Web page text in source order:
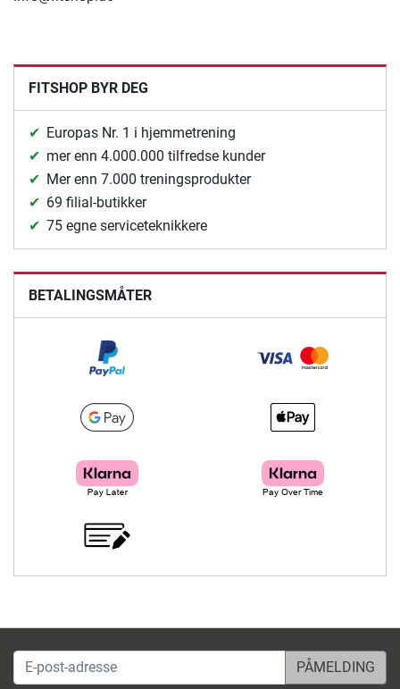
FITSHOP BYR DEG
Europas Nr. 1 i hjemmetrening
mer enn 4.000.000 tilfredse kunder
Mer enn 7.000 treningsprodukter
69 filial-butikker
75 egne serviceteknikkere
BETALINGSMÅTER
E-post-adresse